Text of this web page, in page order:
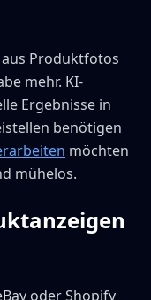
Produktfotos
mehr. KI-
Ergebnisse in
benötigen
möchten
mühelos.
oder Shopify